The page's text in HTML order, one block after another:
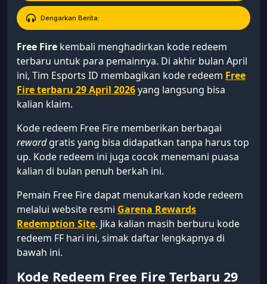
Dengarkan Berita:
Free Fire kembali menghadirkan kode redeem
terbaru untuk para pemainnya. Di akhir bulan April
ini, Tim Esports ID membagikan kode redeem Free
Fire terbaru 29 April 2026yang langsung bisa
kalian klaim.
Kode redeem Free Fire memberikan berbagai
rewardgratis yang bisa didapatkan tanpa harus top
up. Kode redeem ini juga cocok menemani puasa
kalian di bulan penuh berkah ini.
Pemain Free Fire dapat menukarkan kode redeem
melalui website resmi Garena Rewards
Redemption Site. Jika kalian masih berburu kode
redeem FF hari ini, simak daftar lengkapnya di
bawah ini.
Kode Redeem Free Fire Terbaru 29